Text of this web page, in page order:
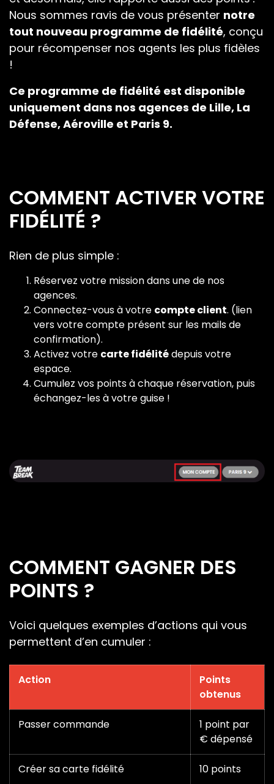
Nous sommes ravis de vous présenter notre
tout nouveau programme de fidélité, conçu
pour récompenser nos agents les plus fidèles
!
Ce programme de fidélité est disponible
uniquement dans nos agences de Lille, La
Défense, Aéroville et Paris 9.
COMMENT ACTIVER VOTRE
FIDÉLITÉ ?
Rien de plus simple :
Réservez votre mission dans une de nos
agences.
Connectez-vous à votre compte client. (lien
vers votre compte présent sur les mails de
confirmation).
Activez votre carte fidélitédepuis votre
espace.
Cumulez vos points à chaque réservation, puis
échangez-les à votre guise !
COMMENT GAGNER DES
POINTS ?
Voici quelques exemples d’actions qui vous
permettent d’en cumuler :
Action
Points
obtenus
Passer commande
1 point par
€ dépensé
Créer sa carte fidélité 10 points